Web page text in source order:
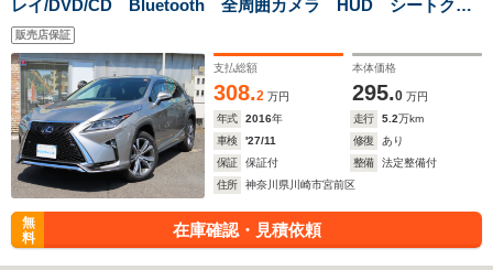
レイ/DVD/CD Bluetooth 全周囲カメラ HUD シートクー
ラー オートクルーズ ETC2.0 衝突回避 横滑り防止機能
車線逸脱警告
販売店保証
支払総額
308.2 万円
本体価格
295.0 万円
年式
2016年 走行 5.2万km
車検
'27/11 修復
あり
保証
保証付 整備
法定整備付
住所
神奈川県川崎市宮前区
無
料
在庫確認・見積依頼